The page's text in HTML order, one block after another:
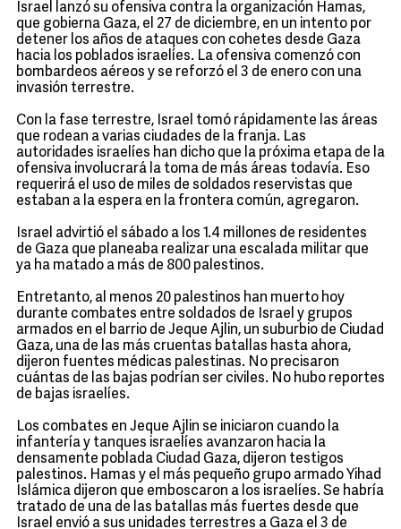
Israel lanzó su ofensiva contra la organización Hamas,
que gobierna Gaza, el 27 de diciembre, en un intento por
detener los años de ataques con cohetes desde Gaza
hacia los poblados israelíes. La ofensiva comenzó con
bombardeos aéreos y se reforzó el 3 de enero con una
invasión terrestre.
Con la fase terrestre, Israel tomó rápidamente las áreas
que rodean a varias ciudades de la franja. Las
autoridades israelíes han dicho que la próxima etapa de la
ofensiva involucrará la toma de más áreas todavía. Eso
requerirá el uso de miles de soldados reservistas que
estaban a la espera en la frontera común, agregaron.
Israel advirtió el sábado a los 1.4 millones de residentes
de Gaza que planeaba realizar una escalada militar que
ya ha matado a más de 800 palestinos.
Entretanto, al menos 20 palestinos han muerto hoy
durante combates entre soldados de Israel y grupos
armados en el barrio de Jeque Ajlin, un suburbio de Ciudad
Gaza, una de las más cruentas batallas hasta ahora,
dijeron fuentes médicas palestinas. No precisaron
cuántas de las bajas podrían ser civiles. No hubo reportes
de bajas israelíes.
Los combates en Jeque Ajlin se iniciaron cuando la
infantería y tanques israelíes avanzaron hacia la
densamente poblada Ciudad Gaza, dijeron testigos
palestinos. Hamas y el más pequeño grupo armado Yihad
Islámica dijeron que emboscaron a los israelíes. Se habría
tratado de una de las batallas más fuertes desde que
Israel envió a sus unidades terrestres a Gaza el 3 de